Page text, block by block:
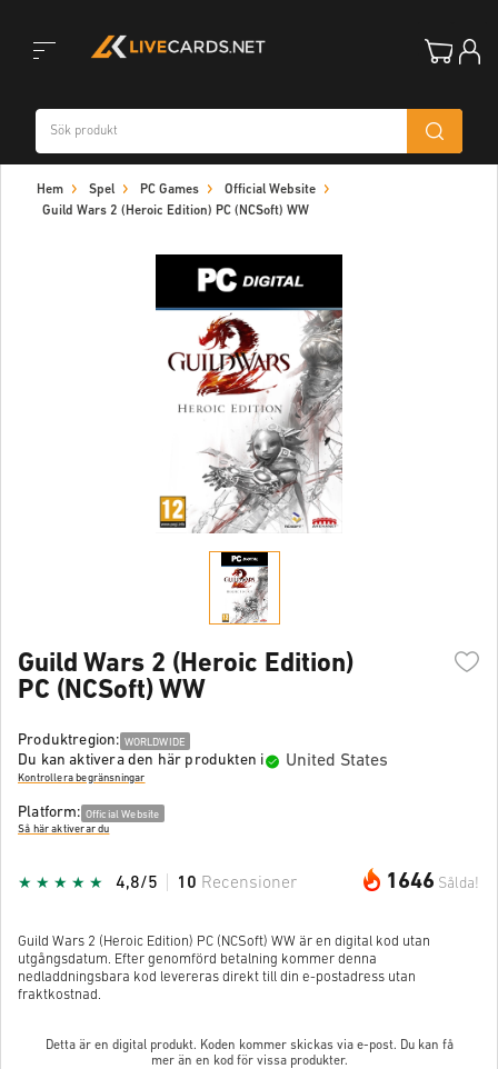
navigation
Hem Spel PC Games
Official Website
Guild Wars 2 (Heroic Edition) PC (NCSoft) WW
Guild Wars 2 (Heroic Edition)
PC (NCSoft) WW
Produktregion: WORLDWIDE
Du kan aktivera den här produkten i United States
Kontrollera begränsningar
Platform: Official Website
Så här aktiverar du
1646 Sålda!
4,8/5 10 Recensioner
Guild Wars 2 (Heroic Edition) PC (NCSoft) WW är en digital kod utan
utgångsdatum. Efter genomförd betalning kommer denna
nedladdningsbara kod levereras direkt till din e-postadress utan
fraktkostnad.
Detta är en digital produkt. Koden kommer skickas via e-post. Du kan få
mer än en kod för vissa produkter.